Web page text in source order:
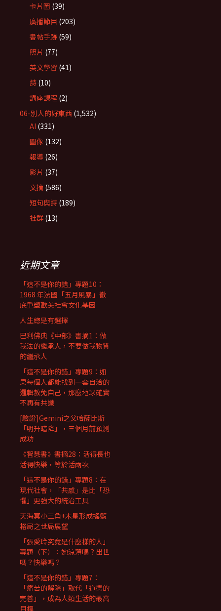
卡片圖 (39)
廣播節目 (203)
書帖手跡 (59)
照片 (77)
英文學習 (41)
詩 (10)
講座課程 (2)
06-別人的好東西 (1,532)
AI (331)
圖像 (132)
報導 (26)
影片 (37)
文摘 (586)
短句與詩 (189)
社群 (13)
近期文章
「這不是你的錯」專題10：
1968 年法國「五月風暴」徹
底重塑歐美社會文化基因
人生總是有選擇
巴利佛典《中部》書摘1：做
我法的繼承人，不要做我物質
的繼承人
「這不是你的錯」專題9：如
果每個人都能找到一套自洽的
邏輯赦免自己，那麼地球確實
不再有共識
[驗證]Gemini之父哈薩比斯
「明升暗降」，三個月前預測
成功
《智慧書》書摘28：活得長也
活得快樂，等於活兩次
「這不是你的錯」專題8：在
現代社會，「共感」是比「恐
懼」更強大的統治工具
天海冥小三角+木星形成搖籃
格局之世局展望
「張愛玲究竟是什麼樣的人」
專題（下）：她涼薄嗎？出世
嗎？快樂嗎？
「這不是你的錯」專題7：
「痛苦的解除」取代「道德的
完善」，成為人類生活的最高
目標